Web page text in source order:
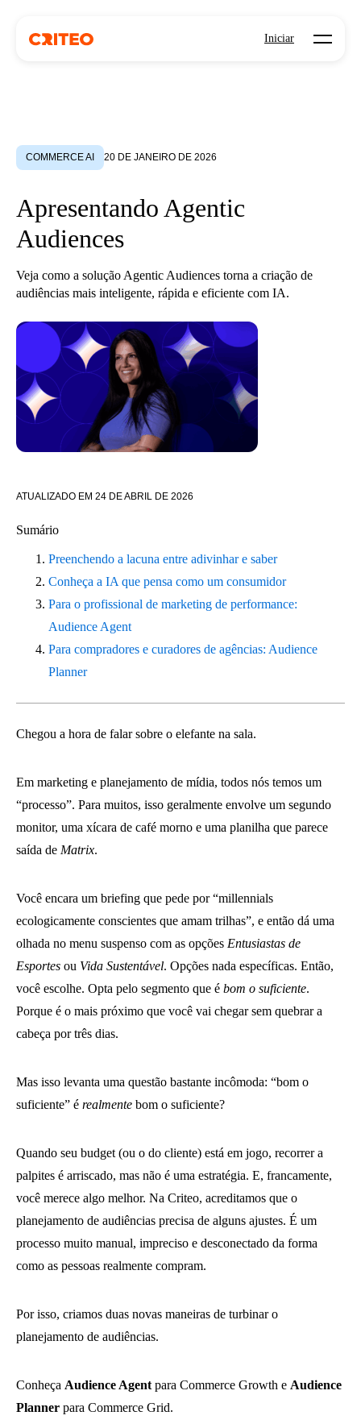
Iniciar Open
COMMERCE AI 20 DE JANEIRO DE 2026
Apresentando Agentic
Audiences
Veja como a solução Agentic Audiences torna a criação de
audiências mais inteligente, rápida e eficiente com IA.
ATUALIZADO EM 24 DE ABRIL DE 2026
Sumário
Preenchendo a lacuna entre adivinhar e saber
Conheça a IA que pensa como um consumidor
Para o profissional de marketing de performance:
Audience Agent
Para compradores e curadores de agências: Audience
Planner
Chegou a hora de falar sobre o elefante na sala.
Em marketing e planejamento de mídia, todos nós temos um
“processo”. Para muitos, isso geralmente envolve um segundo
monitor, uma xícara de café morno e uma planilha que parece
saída de Matrix.
Você encara um briefing que pede por “millennials
ecologicamente conscientes que amam trilhas”, e então dá uma
olhada no menu suspenso com as opções Entusiastas de
Esportes ou Vida Sustentável. Opções nada específicas. Então,
você escolhe. Opta pelo segmento que é bom o suficiente.
Porque é o mais próximo que você vai chegar sem quebrar a
cabeça por três dias.
Mas isso levanta uma questão bastante incômoda: “bom o
suficiente” é realmente bom o suficiente?
Quando seu budget (ou o do cliente) está em jogo, recorrer a
palpites é arriscado, mas não é uma estratégia. E, francamente,
você merece algo melhor. Na Criteo, acreditamos que o
planejamento de audiências precisa de alguns ajustes. É um
processo muito manual, impreciso e desconectado da forma
como as pessoas realmente compram.
Por isso, criamos duas novas maneiras de turbinar o
planejamento de audiências.
Conheça Audience Agent para Commerce Growth e Audience
Planner para Commerce Grid.